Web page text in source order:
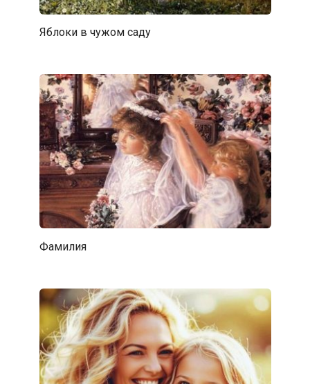
Яблоки в чужом саду
Фамилия